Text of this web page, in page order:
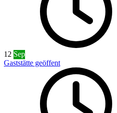
12 Sep
Gaststätte geöffent